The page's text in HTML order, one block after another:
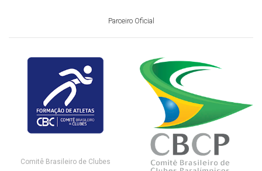
Parceiro Oficial
Comitê Brasileiro de Clubes